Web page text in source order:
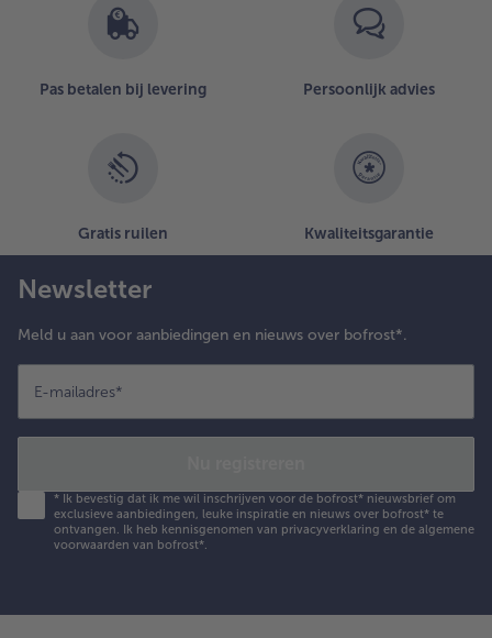
Pas betalen bij levering Persoonlijk advies
Gratis ruilen Kwaliteitsgarantie
Newsletter
Meld u aan voor aanbiedingen en nieuws over bofrost*.
E-mailadres*
* Ik bevestig dat ik me wil inschrijven voor de bofrost* nieuwsbrief om
exclusieve aanbiedingen, leuke inspiratie en nieuws over bofrost* te
ontvangen. Ik heb kennisgenomen van privacyverklaring en de algemene
voorwaarden van bofrost*.